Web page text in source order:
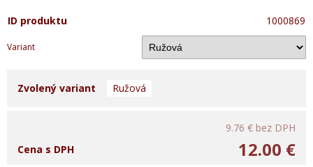
ID produktu 1000869
Variant
Zvolený variant Ružová
9.76 € bez DPH
12.00 €
Cena s DPH